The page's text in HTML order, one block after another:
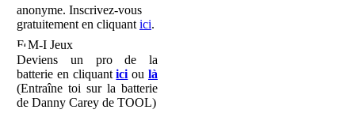
anonyme. Inscrivez-vous
gratuitement en cliquant ici.
M-I Jeux
Deviens un pro de la
batterie en cliquantici oulà
(Entraîne toi sur la batterie
de Danny Carey de TOOL)